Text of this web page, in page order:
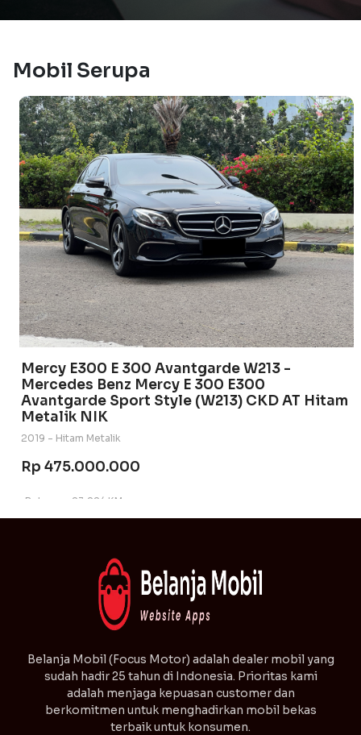
Mobil Serupa
Mercy E300 E 300 Avantgarde W213 -
Mercedes Benz Mercy E 300 E300
Avantgarde Sport Style (W213) CKD AT Hitam
Metalik NIK
2019 - Hitam Metalik
Rp 475.000.000
Bekas 23.224 KM
⁠Belanja Mobil (Focus Motor) adalah dealer mobil yang
sudah hadir 25 tahun di Indonesia. Prioritas kami
adalah menjaga kepuasan customer dan
berkomitmen untuk menghadirkan mobil bekas
terbaik untuk konsumen.